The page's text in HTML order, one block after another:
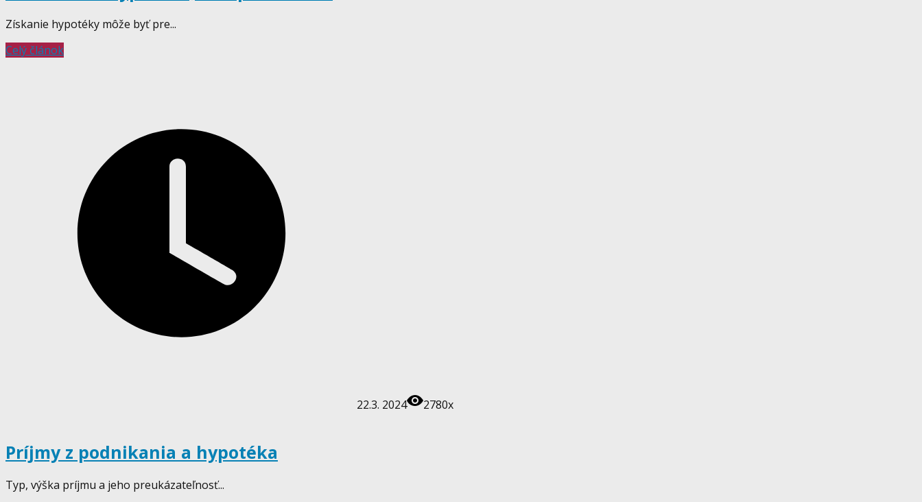
Získanie hypotéky môže byť pre...
Celý článok
22.3. 2024 2780x
Príjmy z podnikania a hypotéka
Typ, výška príjmu a jeho preukázateľnosť...